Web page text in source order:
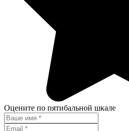
Оцените по пятибальной шкале